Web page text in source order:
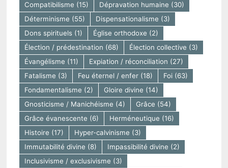
Compatibilisme (15) Dépravation humaine (30)
Déterminisme (55) Dispensationalisme (3)
Dons spirituels(1) Église orthodoxe (2)
Élection / prédestination (68) Élection collective (3)
Évangélisme (11) Expiation / réconciliation (27)
Fatalisme (3) Feu éternel / enfer(18) Foi(63)
Fondamentalisme (2) Gloire divine (14)
Gnosticisme / Manichéisme (4) Grâce (54)
Grâce évanescente (6) Herméneutique (16)
Histoire (17) Hyper-calvinisme (3)
Immutabilité divine (8) Impassibilité divine (2)
Inclusivisme / exclusivisme (3)